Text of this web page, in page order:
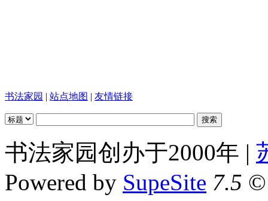
书法家园 | 站点地图 | 友情链接
书法家园创办于2000年 |
Powered by SupeSite 7.5 ©